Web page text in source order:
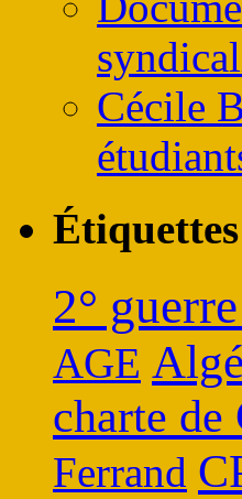
Cécile
Étiquettes
2°
AGE
charte de
Ferrand